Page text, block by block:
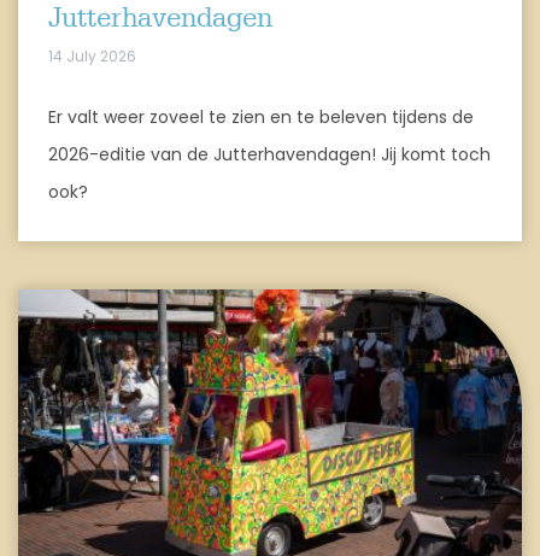
Jutterhavendagen
14 July 2026
Er valt weer zoveel te zien en te beleven tijdens de
2026-editie van de Jutterhavendagen! Jij komt toch
ook?